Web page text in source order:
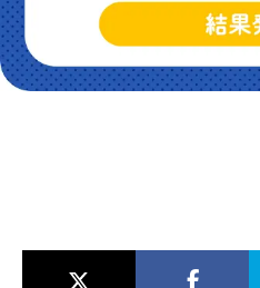
今期アニメ曜日別一覧
春アニメ